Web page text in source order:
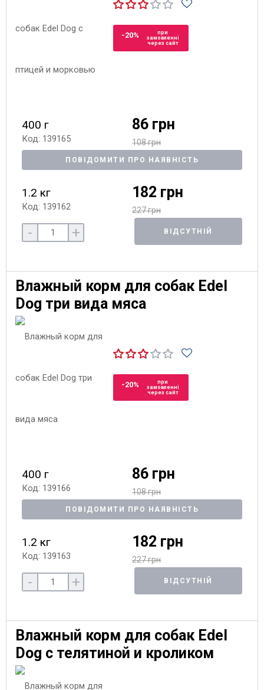
-20%
при
замовленні
через сайт
400 г
Код: 139165
86 грн
108 грн
ПОВІДОМИТИ ПРО НАЯВНІСТЬ
1.2 кг
Код: 139162
182 грн
227 грн
- + ВІДСУТНІЙ
Влажный корм для собак Edel
Dog три вида мяса
-20%
при
замовленні
через сайт
400 г
Код: 139166
86 грн
108 грн
ПОВІДОМИТИ ПРО НАЯВНІСТЬ
1.2 кг
Код: 139163
182 грн
227 грн
- + ВІДСУТНІЙ
Влажный корм для собак Edel
Dog с телятиной и кроликом